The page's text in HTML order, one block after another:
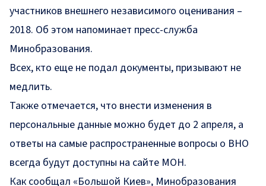
участников внешнего независимого оценивания –
2018. Об этом напоминает пресс-служба
Минобразования.
Всех, кто еще не подал документы, призывают не
медлить.
Также отмечается, что внести изменения в
персональные данные можно будет до 2 апреля, а
ответы на самые распространенные вопросы о ВНО
всегда будут доступны на сайте МОН.
Как сообщал «Большой Киев», Минобразования